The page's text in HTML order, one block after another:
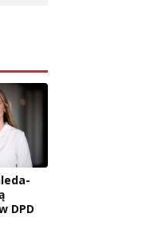
DPD